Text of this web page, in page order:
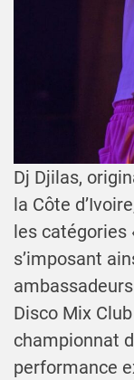
Dj Djilas,
la Côte
les catégories
s’imposant
Disco Mix
championnat
performance